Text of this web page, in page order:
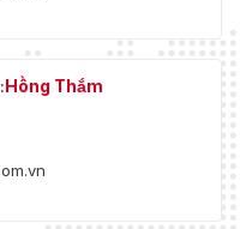
Hồng Thắm